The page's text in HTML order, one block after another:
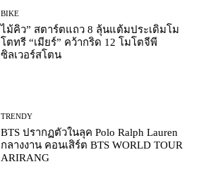
BIKE
ไม้คิว” สตาร์ตแถว 8 ลุ้นแต้มประเดิมโม
โตทรี “เมียร์” คว้ากริด 12 โมโตจีพี
ซิลเวอร์สโตน
TRENDY
BTS ปรากฏตัวในลุค Polo Ralph Lauren
กลางงาน คอนเสิร์ต BTS WORLD TOUR
ARIRANG